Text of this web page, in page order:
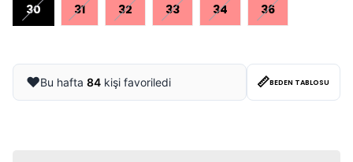
30 31 32 33 34 36
❤️Bu hafta 84 kişi favoriledi 📏BEDEN TABLOSU